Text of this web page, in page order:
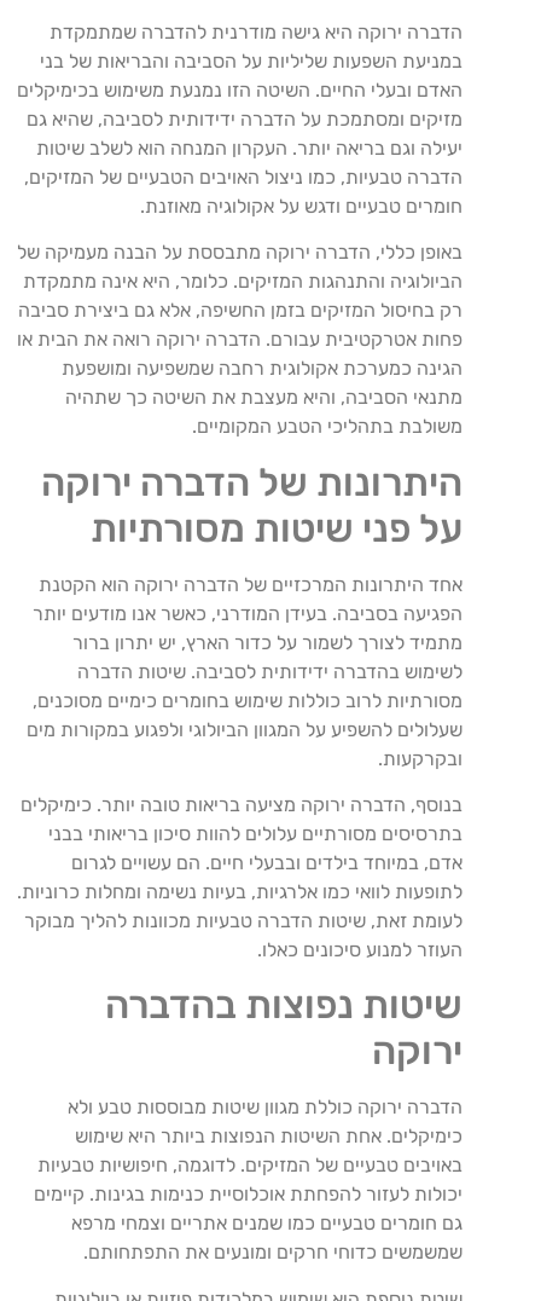
הדברה ירוקה היא גישה מודרנית להדברה שמתמקדת
במניעת השפעות שליליות על הסביבה והבריאות של בני
האדם ובעלי החיים. השיטה הזו נמנעת משימוש בכימיקלים
מזיקים ומסתמכת על הדברה ידידותית לסביבה, שהיא גם
יעילה וגם בריאה יותר. העקרון המנחה הוא לשלב שיטות
הדברה טבעיות, כמו ניצול האויבים הטבעיים של המזיקים,
חומרים טבעיים ודגש על אקולוגיה מאוזנת.
באופן כללי, הדברה ירוקה מתבססת על הבנה מעמיקה של
הביולוגיה והתנהגות המזיקים. כלומר, היא אינה מתמקדת
רק בחיסול המזיקים בזמן החשיפה, אלא גם ביצירת סביבה
פחות אטרקטיבית עבורם. הדברה ירוקה רואה את הבית או
הגינה כמערכת אקולוגית רחבה שמשפיעה ומושפעת
מתנאי הסביבה, והיא מעצבת את השיטה כך שתהיה
משולבת בתהליכי הטבע המקומיים.
היתרונות של הדברה ירוקה
על פני שיטות מסורתיות
אחד היתרונות המרכזיים של הדברה ירוקה הוא הקטנת
הפגיעה בסביבה. בעידן המודרני, כאשר אנו מודעים יותר
מתמיד לצורך לשמור על כדור הארץ, יש יתרון ברור
לשימוש בהדברה ידידותית לסביבה. שיטות הדברה
מסורתיות לרוב כוללות שימוש בחומרים כימיים מסוכנים,
שעלולים להשפיע על המגוון הביולוגי ולפגוע במקורות מים
ובקרקעות.
בנוסף, הדברה ירוקה מציעה בריאות טובה יותר. כימיקלים
בתרסיסים מסורתיים עלולים להוות סיכון בריאותי בבני
אדם, במיוחד בילדים ובבעלי חיים. הם עשויים לגרום
לתופעות לוואי כמו אלרגיות, בעיות נשימה ומחלות כרוניות.
לעומת זאת, שיטות הדברה טבעיות מכוונות להליך מבוקר
העוזר למנוע סיכונים כאלו.
שיטות נפוצות בהדברה
ירוקה
הדברה ירוקה כוללת מגוון שיטות מבוססות טבע ולא
כימיקלים. אחת השיטות הנפוצות ביותר היא שימוש
באויבים טבעיים של המזיקים. לדוגמה, חיפושיות טבעיות
יכולות לעזור להפחתת אוכלוסיית כנימות בגינות. קיימים
גם חומרים טבעיים כמו שמנים אתריים וצמחי מרפא
שמשמשים כדוחי חרקים ומונעים את התפתחותם.